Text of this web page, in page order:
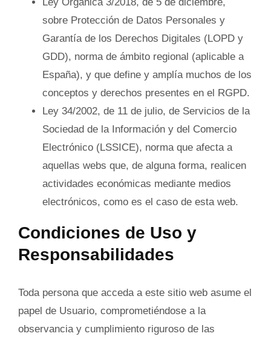
Ley Orgánica 3/2018, de 5 de diciembre,
sobre Protección de Datos Personales y
Garantía de los Derechos Digitales (LOPD y
GDD), norma de ámbito regional (aplicable a
España), y que define y amplía muchos de los
conceptos y derechos presentes en el RGPD.
Ley 34/2002, de 11 de julio, de Servicios de la
Sociedad de la Información y del Comercio
Electrónico (LSSICE), norma que afecta a
aquellas webs que, de alguna forma, realicen
actividades económicas mediante medios
electrónicos, como es el caso de esta web.
Condiciones de Uso y
Responsabilidades
Toda persona que acceda a este sitio web asume el
papel de Usuario, comprometiéndose a la
observancia y cumplimiento riguroso de las